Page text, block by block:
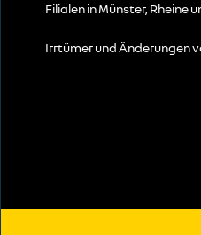
Filialen in Münster, Rheine
Irrtümer und Änderungen